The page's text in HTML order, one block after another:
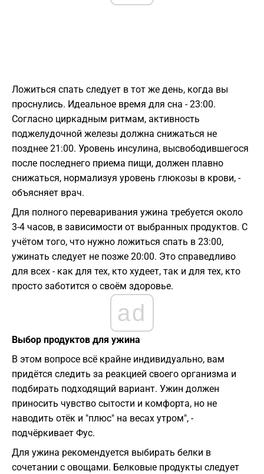
Ложиться спать следует в тот же день, когда вы
проснулись. Идеальное время для сна - 23:00.
Согласно циркадным ритмам, активность
поджелудочной железы должна снижаться не
позднее 21:00. Уровень инсулина, высвободившегося
после последнего приема пищи, должен плавно
снижаться, нормализуя уровень глюкозы в крови, -
объясняет врач.
Для полного переваривания ужина требуется около
3-4 часов, в зависимости от выбранных продуктов. С
учётом того, что нужно ложиться спать в 23:00,
ужинать следует не позже 20:00. Это справедливо
для всех - как для тех, кто худеет, так и для тех, кто
просто заботится о своём здоровье.
ad
Выбор продуктов для ужина
В этом вопросе всё крайне индивидуально, вам
придётся следить за реакцией своего организма и
подбирать подходящий вариант. Ужин должен
приносить чувство сытости и комфорта, но не
наводить отёк и "плюс" на весах утром", -
подчёркивает Фус.
Для ужина рекомендуется выбирать белки в
сочетании с овощами. Белковые продукты следует